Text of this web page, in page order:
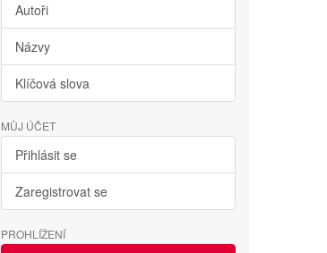
Autoři
Názvy
Klíčová slova
MŮJ ÚČET
Přihlásit se
Zaregistrovat se
PROHLÍŽENÍ